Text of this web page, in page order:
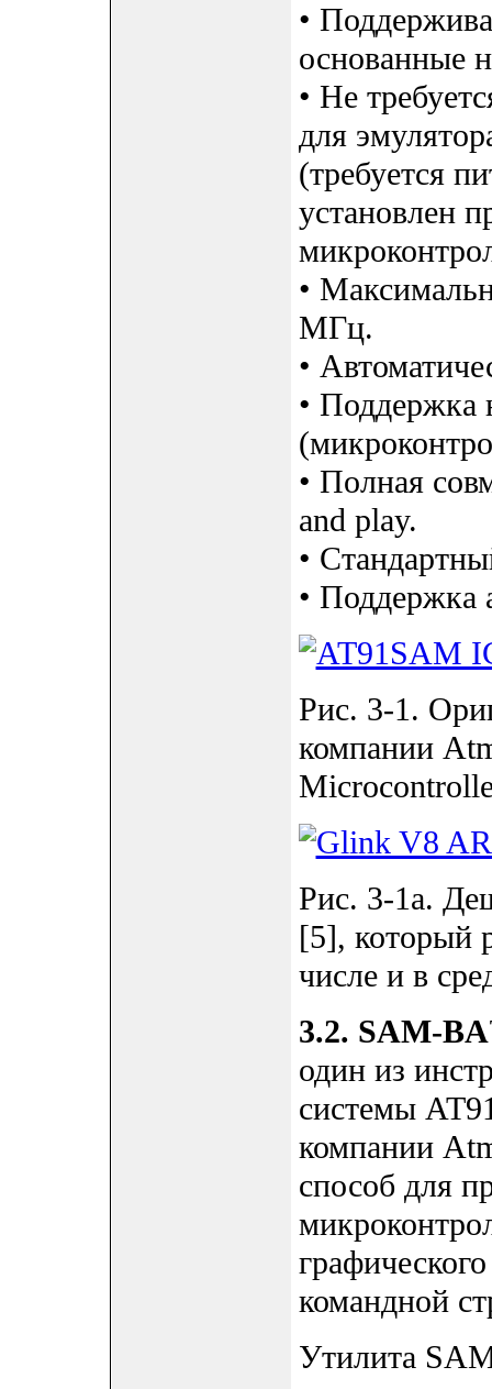
•
основанные
• Не
для
(требуется
установлен
•
МГц.
•
• Поддержка
• Полная
and play.
•
• Поддержка
Рис. 3-1.
компании
Рис. 3-1a.
[5], который
числе и в
3.2. SAM-
один из
системы
компании
способ для
командной
Утилита